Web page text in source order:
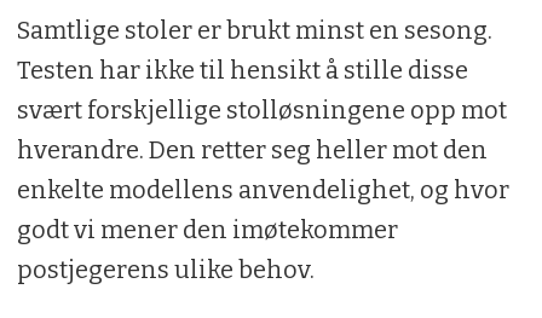
Samtlige stoler er brukt minst en sesong.
Testen har ikke til hensikt å stille disse
svært forskjellige stolløsningene opp mot
hverandre. Den retter seg heller mot den
enkelte modellens anvendelighet, og hvor
godt vi mener den imøtekommer
postjegerens ulike behov.